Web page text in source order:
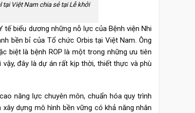
Việt Nam chia sẻ tại Lễ khởi
tế biểu dương những nỗ lực của Bệnh viện Nhi
bền bỉ của Tổ chức Orbis tại Việt Nam. Ông
biệt là bệnh ROP là một trong những ưu tiên
đây là dự án rất kịp thời, thiết thực và phù
năng lực chuyên môn, chuẩn hóa quy trình
dựng mô hình bền vững có khả năng nhân